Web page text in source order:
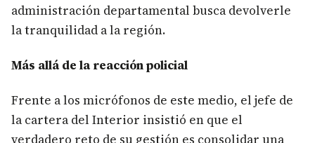
administración departamental busca devolverle
la tranquilidad a la región.
Más allá de la reacción policial
Frente a los micrófonos de este medio, el jefe de
la cartera del Interior insistió en que el
verdadero reto de su gestión es consolidar una